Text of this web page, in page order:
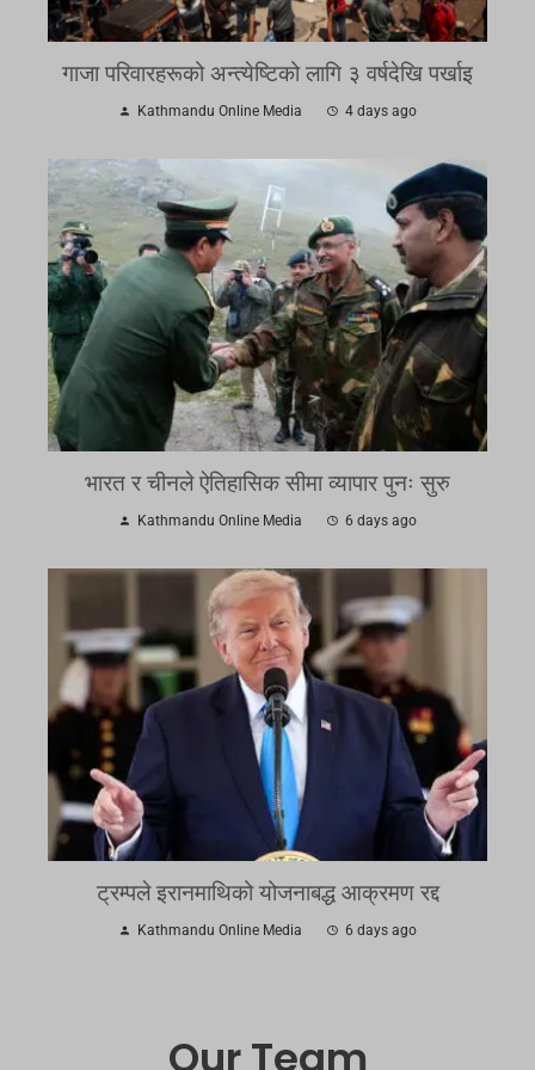
गाजा परिवारहरूको अन्त्येष्टिको लागि ३ वर्षदेखि पर्खाइ
Kathmandu Online Media 4 days ago
भारत र चीनले ऐतिहासिक सीमा व्यापार पुनः सुरु
Kathmandu Online Media 6 days ago
ट्रम्पले इरानमाथिको योजनाबद्ध आक्रमण रद्द
Kathmandu Online Media 6 days ago
Our Team